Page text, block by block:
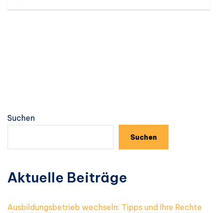
Suchen
Suchen
Aktuelle Beiträge
Ausbildungsbetrieb wechseln: Tipps und Ihre Rechte